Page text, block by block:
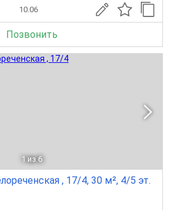
10.06
Позвонить
1 из 6
, 17/4, 30 м², 4/5 эт.